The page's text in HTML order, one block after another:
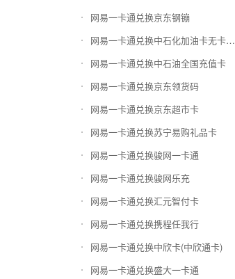
网易一卡通兑换京东钢镚
网易一卡通兑换中石化加油卡无卡号（面值千万别选错）
网易一卡通兑换中石油全国充值卡
网易一卡通兑换京东领货码
网易一卡通兑换京东超市卡
网易一卡通兑换苏宁易购礼品卡
网易一卡通兑换骏网一卡通
网易一卡通兑换骏网乐充
网易一卡通兑换汇元智付卡
网易一卡通兑换携程任我行
网易一卡通兑换中欣卡(中欣通卡)
网易一卡通兑换盛大一卡通